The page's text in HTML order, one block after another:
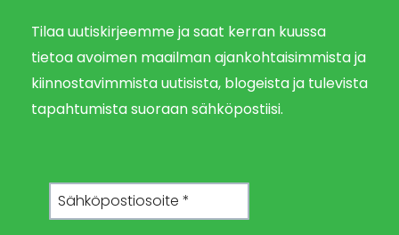
Tilaa uutiskirjeemme ja saat kerran kuussa
tietoa avoimen maailman ajankohtaisimmista ja
kiinnostavimmista uutisista, blogeista ja tulevista
tapahtumista suoraan sähköpostiisi.